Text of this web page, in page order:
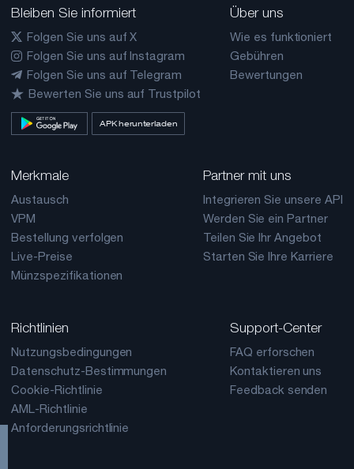
Bleiben Sie informiert
Folgen Sie uns auf X
Folgen Sie uns auf Instagram
Folgen Sie uns auf Telegram
Bewerten Sie uns auf Trustpilot
APK herunterladen
Über uns
Wie es funktioniert
Gebühren
Bewertungen
Merkmale
Austausch
VPM
Bestellung verfolgen
Live-Preise
Münzspezifikationen
Partner mit uns
Integrieren Sie unsere API
Werden Sie ein Partner
Teilen Sie Ihr Angebot
Starten Sie Ihre Karriere
Richtlinien
Nutzungsbedingungen
Datenschutz-Bestimmungen
Cookie-Richtlinie
AML-Richtlinie
Anforderungsrichtlinie
Support-Center
FAQ erforschen
Kontaktieren uns
Feedback senden